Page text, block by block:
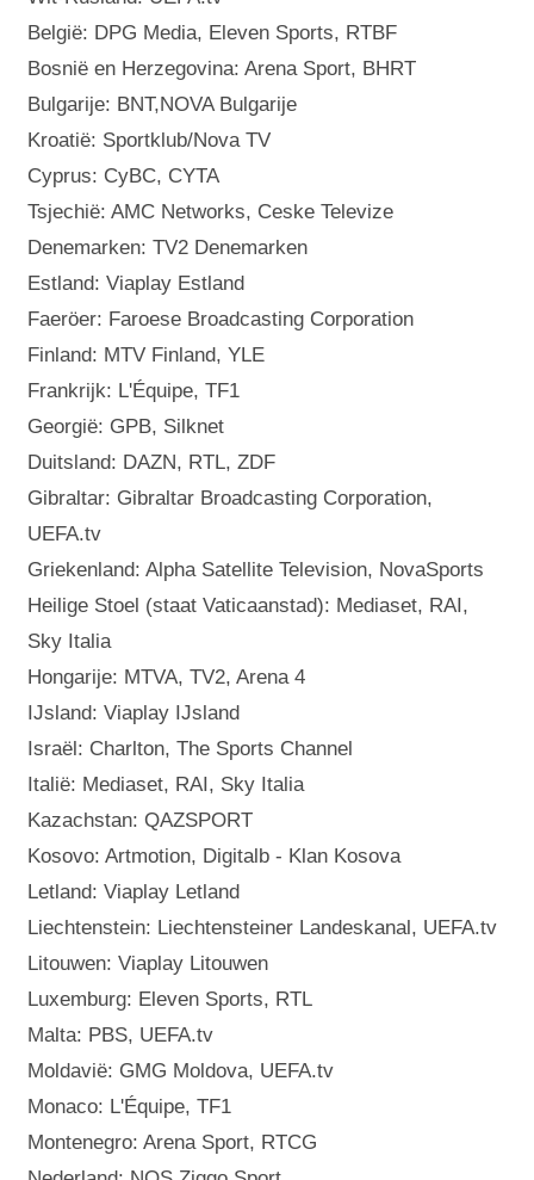
België: DPG Media, Eleven Sports, RTBF
Bosnië en Herzegovina: Arena Sport, BHRT
Bulgarije: BNT,NOVA Bulgarije
Kroatië: Sportklub/Nova TV
Cyprus: CyBC, CYTA
Tsjechië: AMC Networks, Ceske Televize
Denemarken: TV2 Denemarken
Estland: Viaplay Estland
Faeröer: Faroese Broadcasting Corporation
Finland: MTV Finland, YLE
Frankrijk: L'Équipe, TF1
Georgië: GPB, Silknet
Duitsland: DAZN, RTL, ZDF
Gibraltar: Gibraltar Broadcasting Corporation,
UEFA.tv
Griekenland: Alpha Satellite Television, NovaSports
Heilige Stoel (staat Vaticaanstad): Mediaset, RAI,
Sky Italia
Hongarije: MTVA, TV2, Arena 4
IJsland: Viaplay IJsland
Israël: Charlton, The Sports Channel
Italië: Mediaset, RAI, Sky Italia
Kazachstan: QAZSPORT
Kosovo: Artmotion, Digitalb - Klan Kosova
Letland: Viaplay Letland
Liechtenstein: Liechtensteiner Landeskanal, UEFA.tv
Litouwen: Viaplay Litouwen
Luxemburg: Eleven Sports, RTL
Malta: PBS, UEFA.tv
Moldavië: GMG Moldova, UEFA.tv
Monaco: L'Équipe, TF1
Montenegro: Arena Sport, RTCG